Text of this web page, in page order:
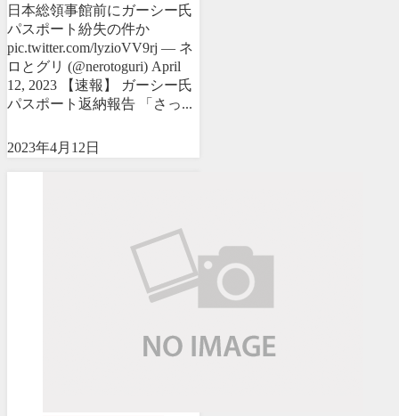
日本総領事館前にガーシー氏
パスポート紛失の件か
pic.twitter.com/lyzioVV9rj — ネ
ロとグリ (@nerotoguri) April
12, 2023 【速報】 ガーシー氏
パスポート返納報告 「さっ...
2023年4月12日